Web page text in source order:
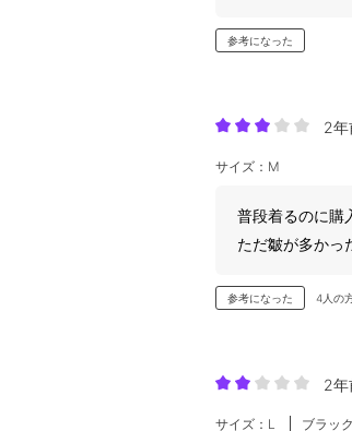
参考になった
2年
サイズ：M
普段着るのに購
ただ皺が多かっ
参考になった 4人の
2年
サイズ：L ブラック